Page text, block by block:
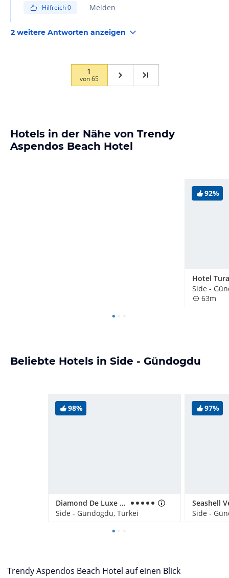
Hilfreich0 Melden
2 weitere Antworten anzeigen
1
von65
Hotels in der Nähe von Trendy
Aspendos Beach Hotel
92%
Hotel
Side -
63m
Beliebte Hotels in Side - Gündogdu
98%
Diamond De Luxe Hotel & Spa
Side - Gündogdu, Türkei
97%
Seashell
Side -
Trendy Aspendos Beach Hotel auf einen Blick